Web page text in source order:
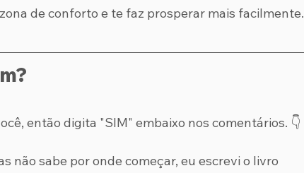
de conforto e te faz prosperar mais facilmente.
então digita "SIM" embaixo nos comentários. 👇
não sabe por onde começar, eu escrevi o livro